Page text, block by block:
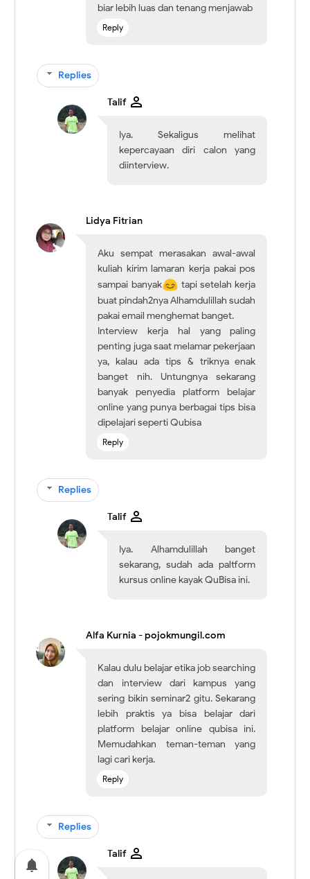
biar lebih luas dan tenang menjawab
Reply
Replies
Talif
Iya. Sekaligus melihat
kepercayaan diri calon yang
diinterview.
Lidya Fitrian
Aku sempat merasakan awal-awal
kuliah kirim lamaran kerja pakai pos
sampai banyak
tapi setelah kerja
buat pindah2nya Alhamdulillah sudah
pakai email menghemat banget.
Interview kerja hal yang paling
penting juga saat melamar pekerjaan
ya, kalau ada tips & triknya enak
banget nih. Untungnya sekarang
banyak penyedia platform belajar
online yang punya berbagai tips bisa
dipelajari seperti Qubisa
Reply
Replies
Talif
Iya. Alhamdulillah banget
sekarang, sudah ada paltform
kursus online kayak QuBisa ini.
Alfa Kurnia - pojokmungil.com
Kalau dulu belajar etika job searching
dan interview dari kampus yang
sering bikin seminar2 gitu. Sekarang
lebih praktis ya bisa belajar dari
platform belajar online qubisa ini.
Memudahkan teman-teman yang
lagi cari kerja.
Reply
Replies
Talif
notifications